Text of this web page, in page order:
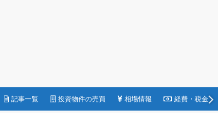
記事一覧 投資物件の売買 相場情報 経費・税金